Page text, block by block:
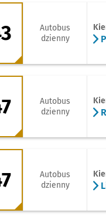
kierunek
Autobus
dzienny
kierunek ROD
Autobus
dzienny
kierunek
Autobus
dzienny